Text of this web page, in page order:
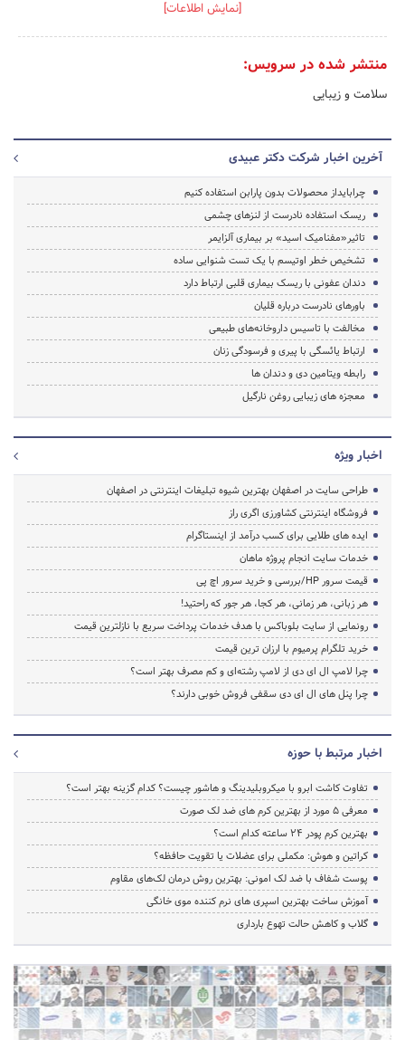
[نمایش اطلاعات]
منتشر شده در سرویس:
سلامت و زیبایی
آخرین اخبار شرکت دکتر عبیدی
چرابایداز محصولات بدون پارابن استفاده کنیم
ریسک استفاده نادرست از لنزهای چشمی
تاثیر«مفنامیک اسید» بر بیماری آلزایمر
تشخیص خطر اوتیسم با یک تست شنوایی ساده
دندان عفونی با ریسک بیماری قلبی ارتباط دارد
باورهای نادرست درباره قلیان
مخالفت با تاسیس داروخانه‌های طبیعی
ارتباط یائسگی با پیری و فرسودگی زنان
رابطه ویتامین دی و دندان ها
معجزه های زیبایی روغن نارگیل
اخبار ویژه
طراحی سایت در اصفهان بهترین شیوه تبلیغات اینترنتی در اصفهان
فروشگاه اینترنتی کشاورزی اگری راز
ایده های طلایی برای کسب درآمد از اینستاگرام
خدمات سایت انجام پروژه ماهان
قیمت سرور HP/بررسی و خرید سرور اچ پی
هر زبانی، هر زمانی، هر کجا، هر جور که راحتید!
رونمایی از سایت بلوباکس با هدف خدمات پرداخت سریع با نازلترین قیمت
خرید تلگرام پرمیوم با ارزان ترین قیمت
چرا لامپ ال ای دی از لامپ رشته‌ای و کم مصرف بهتر است؟
چرا پنل های ال ای دی سقفی فروش خوبی دارند؟
اخبار مرتبط با حوزه
تفاوت کاشت ابرو با میکروبلیدینگ و هاشور چیست؟ کدام گزینه بهتر است؟
معرفی 5 مورد از بهترین کرم های ضد لک صورت
بهترین کرم پودر 24 ساعته کدام است؟
کراتین و هوش: مکملی برای عضلات یا تقویت حافظه؟
پوست شفاف با ضد لک امونی: بهترین روش درمان لک‌های مقاوم
آموزش ساخت بهترین اسپری های نرم‌ کننده موی خانگی
گلاب و کاهش حالت تهوع بارداری